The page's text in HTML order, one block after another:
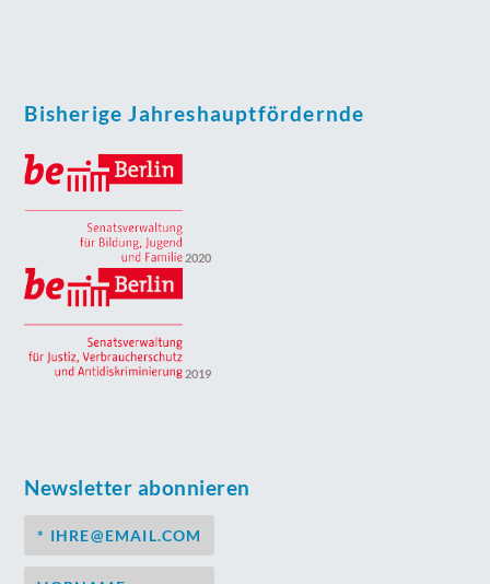
Bisherige Jahreshauptfördernde
2020
2019
Newsletter abonnieren